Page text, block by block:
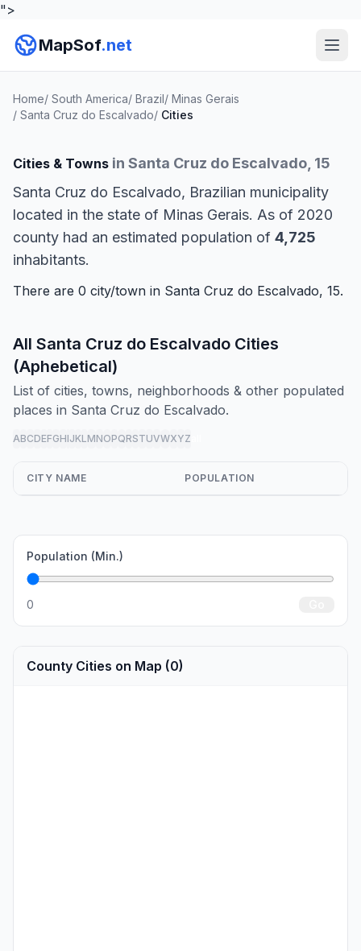
">
MapSof.net
Home/ South America/ Brazil/ Minas Gerais
/ Santa Cruz do Escalvado/ Cities
Cities & Towns in Santa Cruz do Escalvado, 15
Santa Cruz do Escalvado, Brazilian municipality
located in the state of Minas Gerais. As of 2020
county had an estimated population of 4,725
inhabitants.
There are 0 city/town in Santa Cruz do Escalvado, 15.
All Santa Cruz do Escalvado Cities
(Aphebetical)
List of cities, towns, neighborhoods & other populated
places in Santa Cruz do Escalvado.
ABCDEFGHIJKLMNOPQRSTUVWXYZ
CITY NAME POPULATION
Population (Min.)
0
County Cities on Map (0)